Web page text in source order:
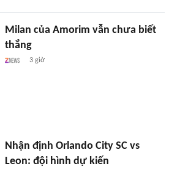
Milan của Amorim vẫn chưa biết
thắng
3 giờ
Nhận định Orlando City SC vs
Leon: đội hình dự kiến